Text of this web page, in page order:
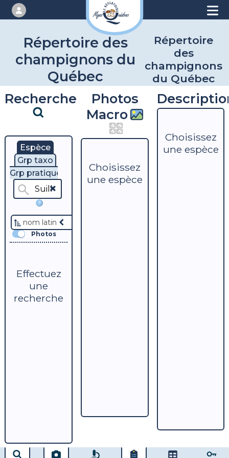
Répertoire des
champignons du
Québec
Répertoire
des
champignons
du Québec
Recherche
Espèce
Grp taxo
Grp pratique
?
nom latin
Photos
Effectuez
une
recherche
Photos
Macro
Choisissez
une espèce
Choisissez
une espèce